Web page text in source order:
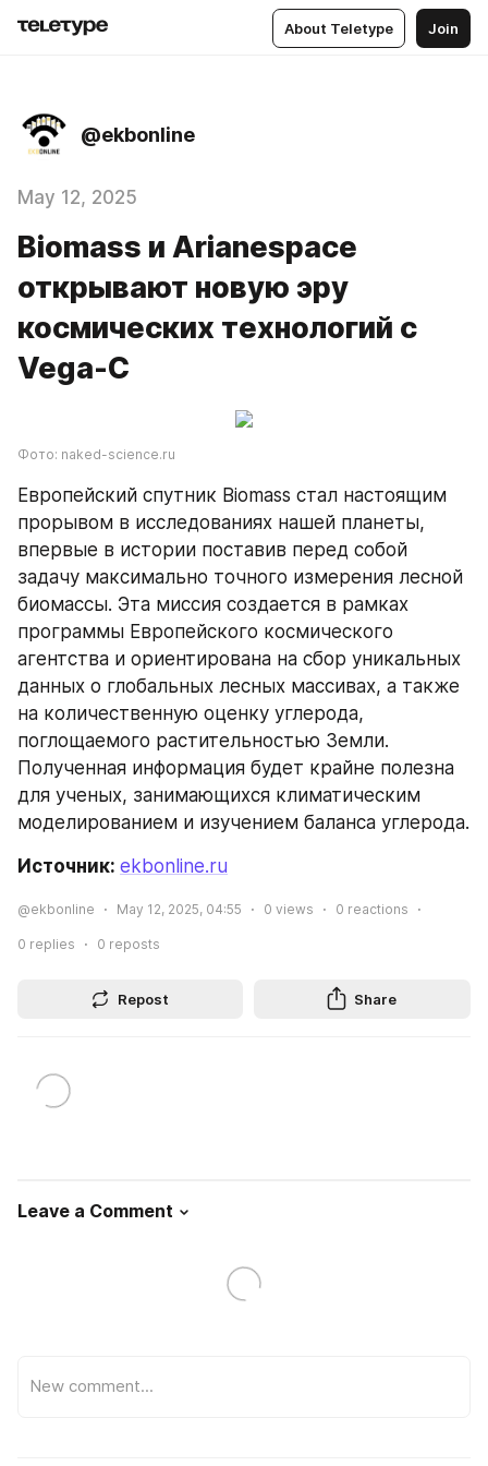
About Teletype Join
@ekbonline
May 12, 2025
Biomass и Arianespace
открывают новую эру
космических технологий с
Vega-C
Фото: naked-science.ru
Европейский спутник Biomass стал настоящим
прорывом в исследованиях нашей планеты,
впервые в истории поставив перед собой
задачу максимально точного измерения лесной
биомассы. Эта миссия создается в рамках
программы Европейского космического
агентства и ориентирована на сбор уникальных
данных о глобальных лесных массивах, а также
на количественную оценку углерода,
поглощаемого растительностью Земли.
Полученная информация будет крайне полезна
для ученых, занимающихся климатическим
моделированием и изучением баланса углерода.
Источник: ekbonline.ru
@ekbonline May 12, 2025, 04:55 0 views 0 reactions
0 replies 0 reposts
Repost Share
Leave a Comment